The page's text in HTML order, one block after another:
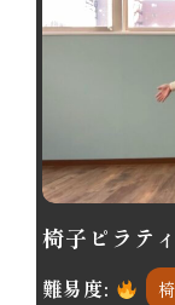
椅子ピラテ
難易度: